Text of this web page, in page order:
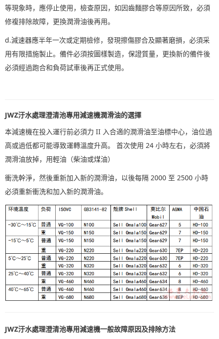
等現象時，應停止使用，檢查原因，如因齒麵膠合等原因所致，必須
修複排除故障，更換潤滑油後再用。
d.減速器應半年一次或定期檢修，發現擦傷膠合及顯著磨損，必須采
用有限措施製止。備件必須按圖樣製造，保證質量，更換新的備件後
必須經過跑合和負荷試車後再正式使用。
JWZ汙水處理澄清池專用減速機潤滑油的選擇
本減速機在投入運行前必須力 II 入合適的潤滑油至油標中心，油位過
高或過低都可能導致運轉溫度升高。 首次使用 24 小時左右，必須將
潤滑油放掉，用輕油（柴油或煤油）
衝洗幹淨，然後重新加入新的潤滑油，以後每隔 2000 至 2500 小時
必須重新衝洗和加入新的潤滑油。
JWZ汙水處理澄清池專用減速機一般故障原因及排除方法